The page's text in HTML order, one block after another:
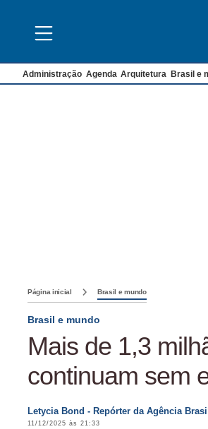
Administração Agenda Arquitetura Brasil e
Página inicial Brasil e mundo
Brasil e mundo
Mais de 1,3
continuam sem
Letycia Bond - Repórter da Agência Brasil
11/12/2025 às 21:33